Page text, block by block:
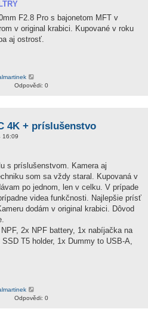
F2.8 Pro s bajonetom MFT v
v original krabici. Kupované v roku
aj ostrosť.
Odpovědi: 0
4K + príslušenstvo
16:09
s príslušenstvom. Kamera aj
som sa vždy staral. Kupovaná v
po jednom, len v celku. V prípade
videa funkčnosti. Najlepšie prísť
dodám v original krabici. Dôvod
2x NPF battery, 1x nabíjačka na
T5 holder, 1x Dummy to USB-A,
Odpovědi: 0